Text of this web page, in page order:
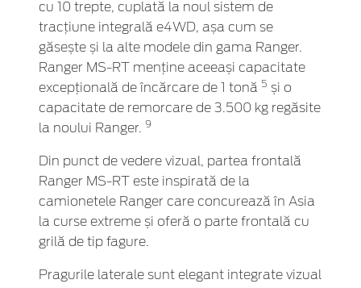
cu 10 trepte, cuplată la noul sistem de
tracțiune integrală e4WD, așa cum se
găsește și la alte modele din gama Ranger.
Ranger MS-RT menține aceeași capacitate
excepțională de încărcare de 1 tonă 5 și o
capacitate de remorcare de 3.500 kg regăsite
la noului Ranger. 9
Din punct de vedere vizual, partea frontală
Ranger MS-RT este inspirată de la
camionetele Ranger care concurează în Asia
la curse extreme și oferă o parte frontală cu
grilă de tip fagure.
Pragurile laterale sunt elegant integrate vizual